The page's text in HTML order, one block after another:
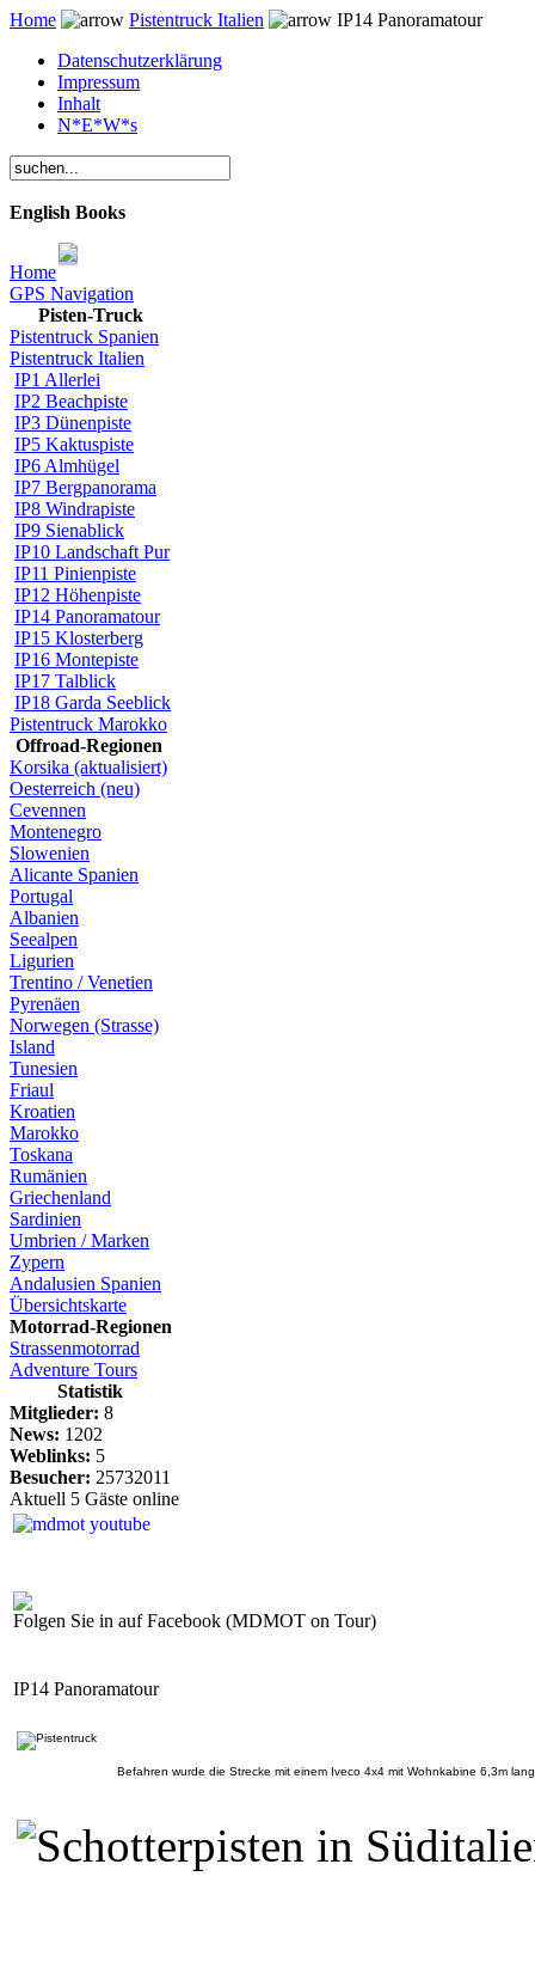
Home Pistentruck Italien
IP14 Panoramatour
Datenschutzerklärung
Impressum
Inhalt
N*E*W*s
English Books
Home
GPS Navigation
Pisten-Truck
Pistentruck Spanien
Pistentruck Italien
IP1 Allerlei
IP2 Beachpiste
IP3 Dünenpiste
IP5 Kaktuspiste
IP6 Almhügel
IP7 Bergpanorama
IP8 Windrapiste
IP9 Sienablick
IP10 Landschaft Pur
IP11 Pinienpiste
IP12 Höhenpiste
IP14 Panoramatour
IP15 Klosterberg
IP16 Montepiste
IP17 Talblick
IP18 Garda Seeblick
Pistentruck Marokko
Offroad-Regionen
Korsika (aktualisiert)
Oesterreich (neu)
Cevennen
Montenegro
Slowenien
Alicante Spanien
Portugal
Albanien
Seealpen
Ligurien
Trentino / Venetien
Pyrenäen
Norwegen (Strasse)
Island
Tunesien
Friaul
Kroatien
Marokko
Toskana
Rumänien
Griechenland
Sardinien
Umbrien / Marken
Zypern
Andalusien Spanien
Übersichtskarte
Motorrad-Regionen
Strassenmotorrad
Adventure Tours
Statistik
Mitglieder: 8
News: 1202
Weblinks: 5
Besucher: 25732011
Aktuell 5 Gäste online
Folgen Sie in auf Facebook (MDMOT on Tour)
IP14 Panoramatour
Befahren wurde die Strecke mit einem Iveco 4x4 mit Wohnkabine 6,3m